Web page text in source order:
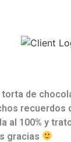
torta de
recuerdos
al 100% y
gracias